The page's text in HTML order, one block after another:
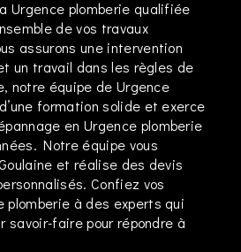
Urgence plomberie qualifiée
de vos travaux
assurons une intervention
un travail dans les règles de
notre équipe de Urgence
formation solide et exerce
en Urgence plomberie
Notre équipe vous
et réalise des devis
Confiez vos
plomberie à des experts qui
savoir-faire pour répondre à